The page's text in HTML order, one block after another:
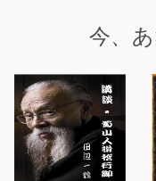
ませぬよう。
今は昔、これ皆全て
夢。
※本商品はラム姉弟
ェイクスピアの原典
今、